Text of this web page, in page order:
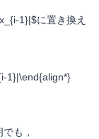
1}|$に置き換え
1}|\end{align*}
も，